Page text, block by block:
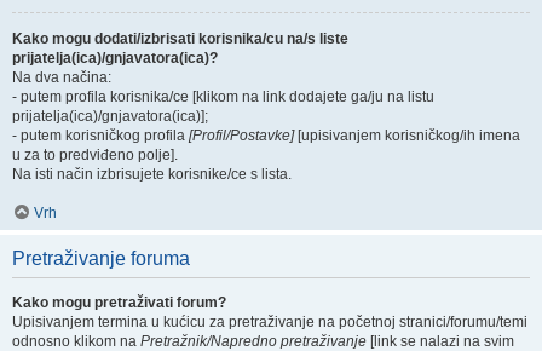
Kako mogu dodati/izbrisati korisnika/cu na/s liste
prijatelja(ica)/gnjavatora(ica)?
Na dva načina:
- putem profila korisnika/ce [klikom na link dodajete ga/ju na listu
prijatelja(ica)/gnjavatora(ica)];
- putem korisničkog profila [Profil/Postavke][upisivanjem korisničkog/ih imena
u za to predviđeno polje].
Na isti način izbrisujete korisnike/ce s lista.
Vrh
Pretraživanje foruma
Kako mogu pretraživati forum?
Upisivanjem termina u kućicu za pretraživanje na početnoj stranici/forumu/temi
odnosno klikom na Pretražnik/Napredno pretraživanje [link se nalazi na svim